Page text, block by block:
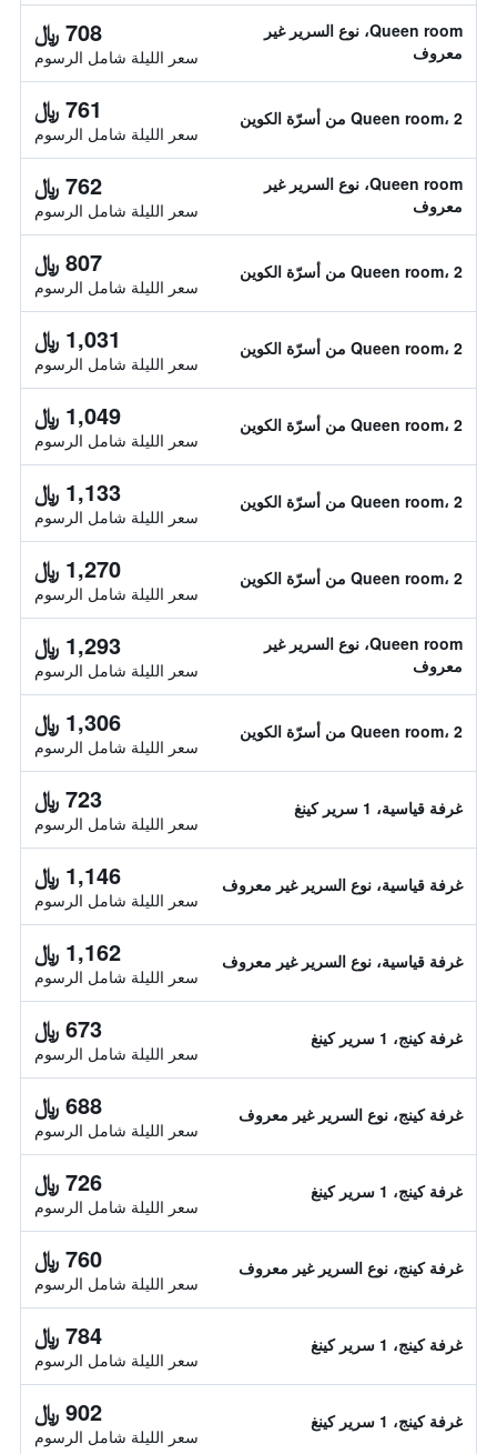
Queen room، نوع السرير غير
معروف
708 ﷼
سعر الليلة شامل الرسوم
Queen room، 2 من أسرّة الكوين 761 ﷼
سعر الليلة شامل الرسوم
Queen room، نوع السرير غير
معروف
762 ﷼
سعر الليلة شامل الرسوم
Queen room، 2 من أسرّة الكوين 807 ﷼
سعر الليلة شامل الرسوم
Queen room، 2 من أسرّة الكوين 1,031 ﷼
سعر الليلة شامل الرسوم
Queen room، 2 من أسرّة الكوين 1,049 ﷼
سعر الليلة شامل الرسوم
Queen room، 2 من أسرّة الكوين 1,133 ﷼
سعر الليلة شامل الرسوم
Queen room، 2 من أسرّة الكوين 1,270 ﷼
سعر الليلة شامل الرسوم
Queen room، نوع السرير غير
معروف
1,293 ﷼
سعر الليلة شامل الرسوم
Queen room، 2 من أسرّة الكوين 1,306 ﷼
سعر الليلة شامل الرسوم
غرفة قياسية، 1 سرير كينغ 723 ﷼
سعر الليلة شامل الرسوم
غرفة قياسية، نوع السرير غير معروف 1,146 ﷼
سعر الليلة شامل الرسوم
غرفة قياسية، نوع السرير غير معروف 1,162 ﷼
سعر الليلة شامل الرسوم
غرفة كينج، 1 سرير كينغ 673 ﷼
سعر الليلة شامل الرسوم
غرفة كينج، نوع السرير غير معروف 688 ﷼
سعر الليلة شامل الرسوم
غرفة كينج، 1 سرير كينغ 726 ﷼
سعر الليلة شامل الرسوم
غرفة كينج، نوع السرير غير معروف 760 ﷼
سعر الليلة شامل الرسوم
غرفة كينج، 1 سرير كينغ 784 ﷼
سعر الليلة شامل الرسوم
غرفة كينج، 1 سرير كينغ 902 ﷼
سعر الليلة شامل الرسوم